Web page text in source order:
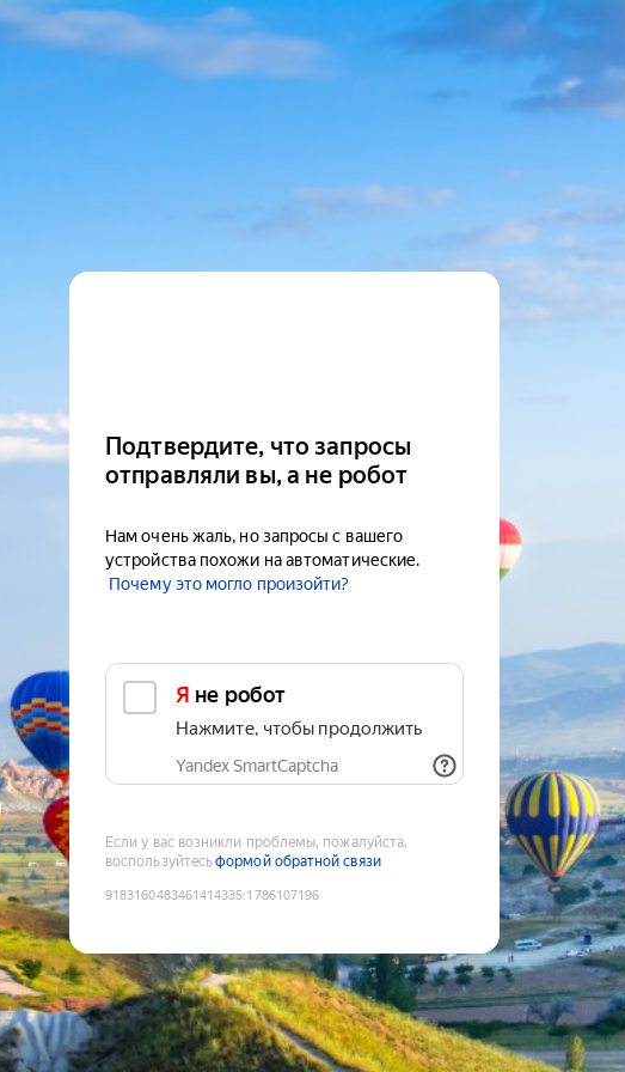
Подтвердите, что запросы
отправляли вы, а не робот
Нам очень жаль, но запросы с вашего
устройства похожи на автоматические.
Почему это могло произойти?
Я не робот
Нажмите, чтобы продолжить
Yandex SmartCaptcha
Если у вас возникли проблемы, пожалуйста,
воспользуйтесьформой обратной связи
9183160483461414335:1786107196